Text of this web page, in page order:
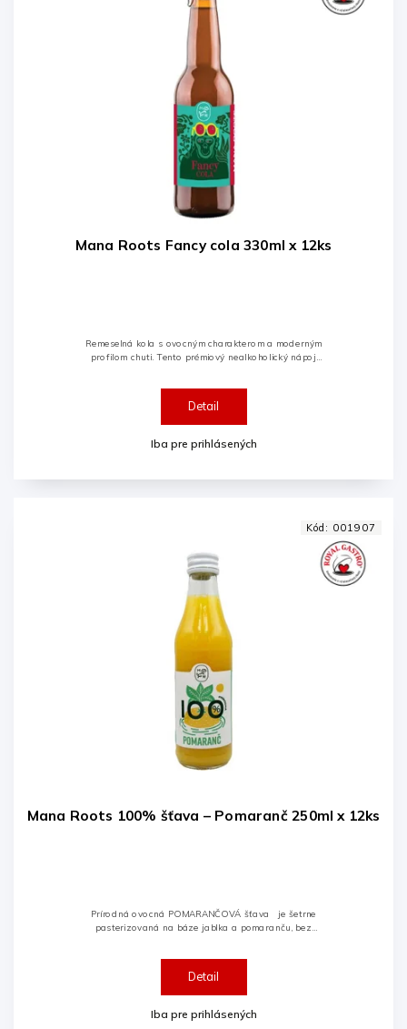
Mana Roots Fancy cola 330ml x 12ks
Iba pre prihlásených
Detail
Remeselná kola s ovocným charakterom a moderným
profilom chuti. Tento prémiový nealkoholický nápoj
Mana Roots 100% šťava – Pomaranč 250ml x 12ks
Iba pre prihlásených
Detail
Prírodná ovocná POMARANČOVÁ šťava je šetrne
pasterizovaná na báze jablka a pomaranču, bez
Kód: 001907